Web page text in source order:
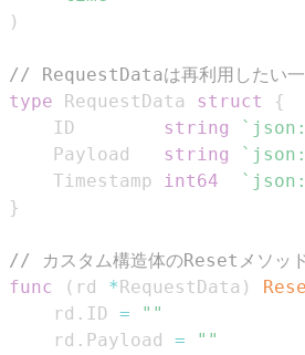
)
// RequestDataは再利用したい一
type RequestData struct
{
	ID
string
	Payload
string
	Timestamp
int64
}
// カスタム構造体のResetメソッ
func
( rd * RequestData )
	rd
. ID =
""
	rd
. Payload =
""